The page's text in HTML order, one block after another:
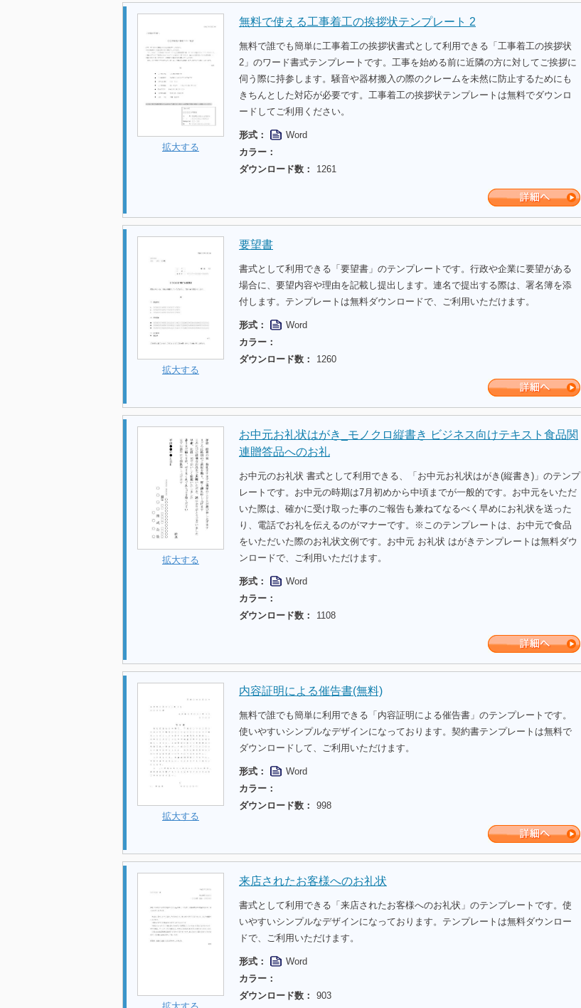
拡大する
無料で使える工事着工の挨拶状テンプレート 2
無料で誰でも簡単に工事着工の挨拶状書式として利用できる「工事着工の挨拶状
2」のワード書式テンプレートです。工事を始める前に近隣の方に対してご挨拶に
伺う際に持参します。騒音や器材搬入の際のクレームを未然に防止するためにも
きちんとした対応が必要です。工事着工の挨拶状テンプレートは無料でダウンロ
ードしてご利用ください。
形式：
Word
カラー：
ダウンロード数：
1261
拡大する
要望書
書式として利用できる「要望書」のテンプレートです。行政や企業に要望がある
場合に、要望内容や理由を記載し提出します。連名で提出する際は、署名簿を添
付します。テンプレートは無料ダウンロードで、ご利用いただけます。
形式：
Word
カラー：
ダウンロード数：
1260
拡大する
お中元お礼状はがき_モノクロ縦書き ビジネス向けテキスト食品関
連贈答品へのお礼
お中元のお礼状 書式として利用できる、「お中元お礼状はがき(縦書き)」のテンプ
レートです。お中元の時期は7月初めから中頃までが一般的です。お中元をいただ
いた際は、確かに受け取った事のご報告も兼ねてなるべく早めにお礼状を送った
り、電話でお礼を伝えるのがマナーです。※このテンプレートは、お中元で食品
をいただいた際のお礼状文例です。お中元 お礼状 はがきテンプレートは無料ダウ
ンロードで、ご利用いただけます。
形式：
Word
カラー：
ダウンロード数：
1108
拡大する
内容証明による催告書(無料)
無料で誰でも簡単に利用できる「内容証明による催告書」のテンプレートです。
使いやすいシンプルなデザインになっております。契約書テンプレートは無料で
ダウンロードして、ご利用いただけます。
形式：
Word
カラー：
ダウンロード数：
998
来店されたお客様へのお礼状
書式として利用できる「来店されたお客様へのお礼状」のテンプレートです。使
いやすいシンプルなデザインになっております。テンプレートは無料ダウンロー
ドで、ご利用いただけます。
形式：
Word
カラー：
ダウンロード数：
903